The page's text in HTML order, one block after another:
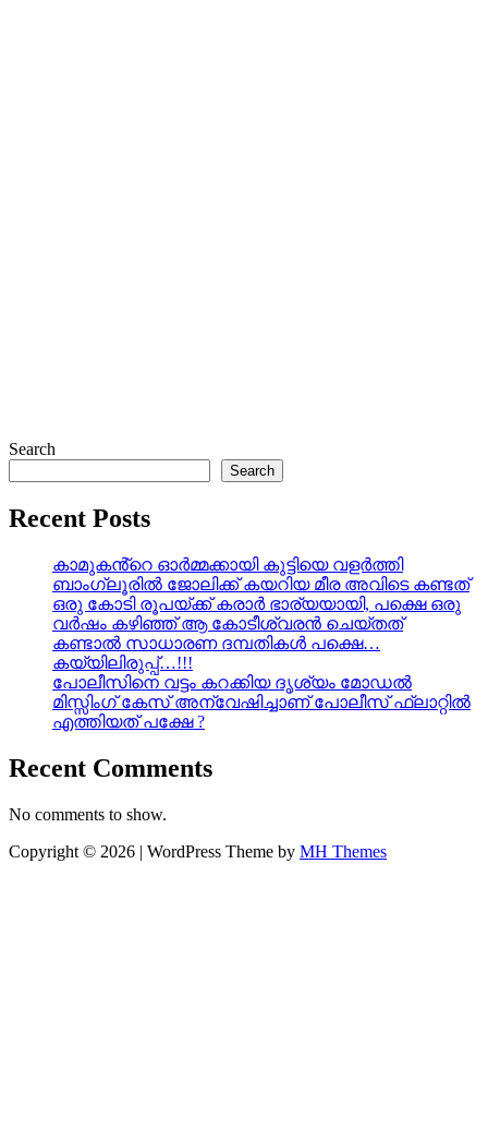
Search
Search
Recent Posts
കാമുകൻ്റെ ഓർമ്മക്കായി കുട്ടിയെ വളർത്തി
ബാംഗ്ലൂരിൽ ജോലിക്ക് കയറിയ മീര അവിടെ കണ്ടത്
ഒരു കോടി രൂപയ്ക്ക് കരാർ ഭാര്യയായി, പക്ഷെ ഒരു
വർഷം കഴിഞ്ഞ് ആ കോടീശ്വരൻ ചെയ്തത്
കണ്ടാൽ സാധാരണ ദമ്പതികൾ പക്ഷെ…
കയ്യിലിരുപ്പ്…!!!
പോലീസിനെ വട്ടം കറക്കിയ ദൃശ്യം മോഡല്‍
മിസ്സിംഗ് കേസ് അന്വേഷിച്ചാണ് പോലീസ് ഫ്ലാറ്റിൽ
എത്തിയത് പക്ഷേ ?
Recent Comments
No comments to show.
Copyright © 2026 | WordPress Theme by MH Themes